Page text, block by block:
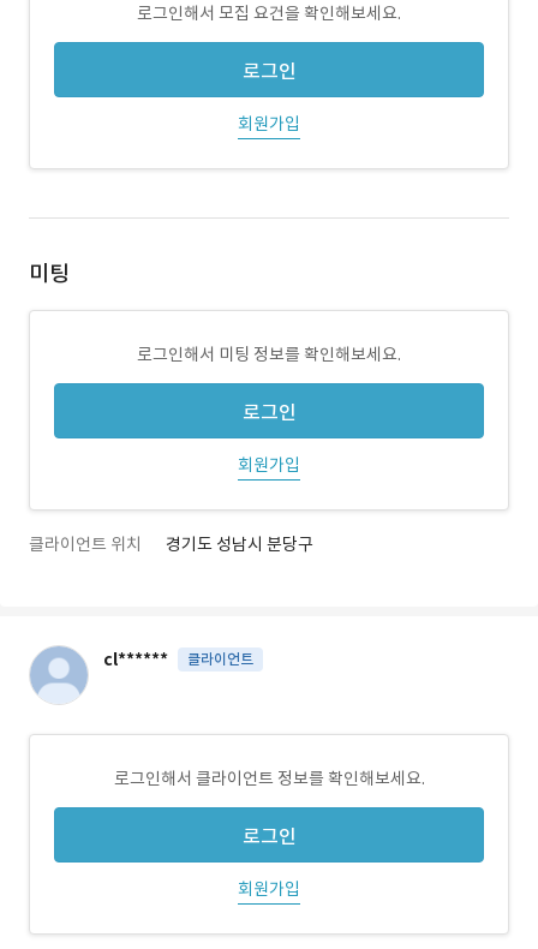
로그인해서 모집 요건을 확인해보세요.
로그인
회원가입
미팅
로그인해서 미팅 정보를 확인해보세요.
로그인
회원가입
클라이언트 위치 경기도 성남시 분당구
cl****** 클라이언트
로그인해서 클라이언트 정보를 확인해보세요.
로그인
회원가입